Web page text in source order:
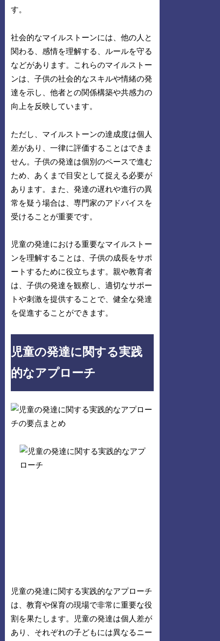
す。
社会的なマイルストーンには、他の人と
関わる、感情を理解する、ルールを守る
などがあります。これらのマイルストー
ンは、子供の社会的なスキルや情緒の発
達を示し、他者との関係構築や共感力の
向上を反映しています。
ただし、マイルストーンの達成度は個人
差があり、一律に評価することはできま
せん。子供の発達は個別のペースで進む
ため、あくまで目安として捉える必要が
あります。また、発達の遅れや進行の異
常を疑う場合は、専門家のアドバイスを
受けることが重要です。
児童の発達における重要なマイルストー
ンを理解することは、子供の成長をサポ
ートするために役立ちます。親や教育者
は、子供の発達を観察し、適切なサポー
トや刺激を提供することで、健全な発達
を促進することができます。
児童の発達に関する実践
的なアプローチ
児童の発達に関する実践的なアプローチ
は、教育や保育の現場で非常に重要な役
割を果たします。児童の発達は個人差が
あり、それぞれの子どもには異なるニー